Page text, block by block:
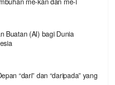
Buatan (AI) bagi Dunia
“dari” dan “daripada” yang